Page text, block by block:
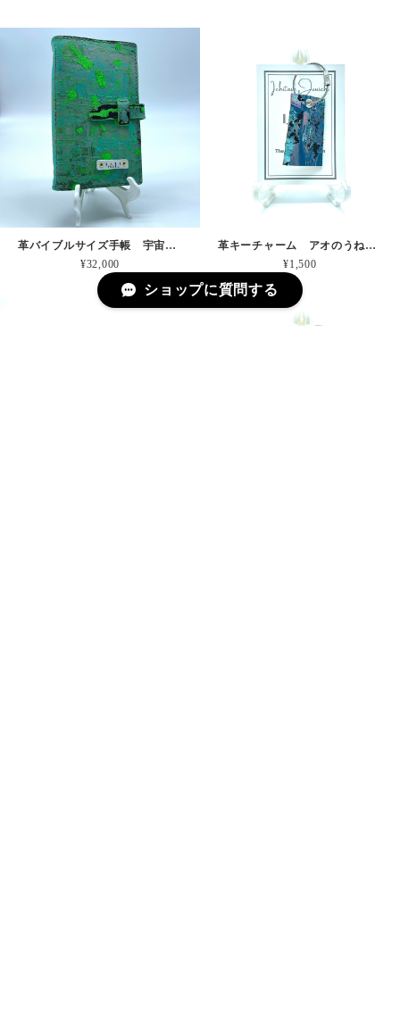
革バイブルサイズ手帳 宇宙のスクリーン 本革
¥32,000
革キーチャーム アオのうねりとしぶき 本革
¥1,500
ショップに質問する